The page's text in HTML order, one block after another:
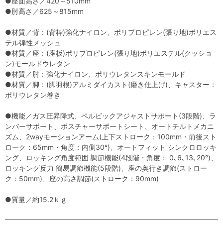
●肘高さ／625～815mm
●材質／背：(背枠)強化ナイロン、ポリプロピレン(張り地)ポリエス
テル弾性メッシュ
●材質／座：(座板)ポリプロピレン(張り地)ポリエステル(クッショ
ン)モールドウレタン
●材質／肘：強化ナイロン、ポリウレタンスキンモールド
●材質／脚：(脚羽根)アルミダイカスト(磨き仕上げ)、キャスター：
ポリウレタン巻き
●機能／ガス圧昇降式、ペルビックアジャストサポート(3段階)、ラ
ンバーサポート、ポスチャーサポートシート、オートチルトメカニ
ズム、2wayモーションアーム(上下ストローク：100mm・前後スト
ローク：65mm・角度：内側30°)、オートフィット シンクロロッキ
ング、ロッキング角度範囲 調節機能(4段階・角度： 0､6､13､20°)、
ロッキング反力 簡易調節機能(5段階)、座の奥行き調節(ストロー
ク：50mm)、座の高さ調節(ストローク：90mm)
●質量／約15.2ｋｇ